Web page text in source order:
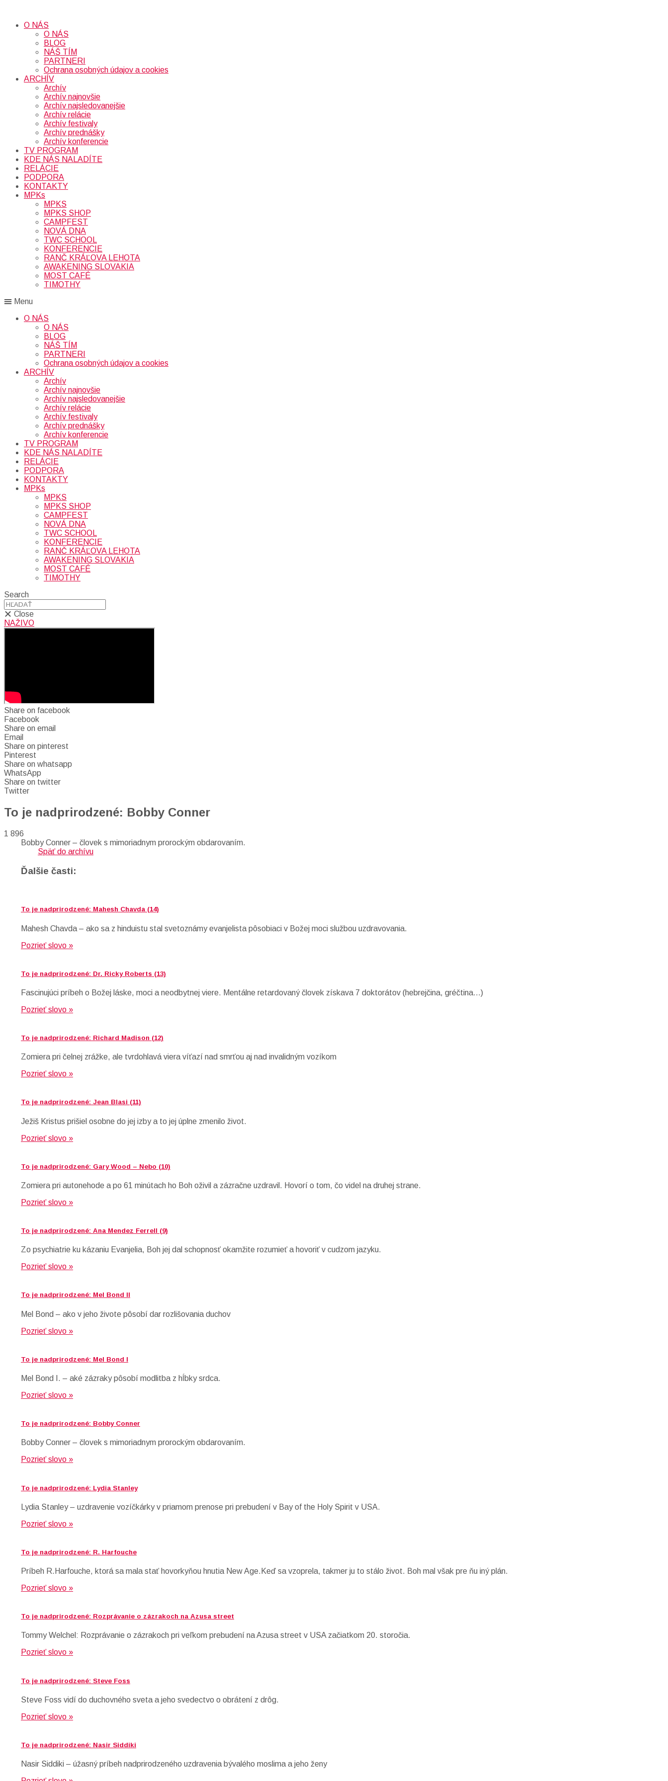
O NÁS
O NÁS
BLOG
NÁŠ TÍM
PARTNERI
Ochrana osobných údajov a cookies
ARCHÍV
Archív
Archív najnovšie
Archív najsledovanejšie
Archív relácie
Archív festivaly
Archív prednášky
Archív konferencie
TV PROGRAM
KDE NÁS NALADÍTE
RELÁCIE
PODPORA
KONTAKTY
MPKs
MPKS
MPKS SHOP
CAMPFEST
NOVÁ DNA
TWC SCHOOL
KONFERENCIE
RANČ KRÁĽOVA LEHOTA
AWAKENING SLOVAKIA
MOST CAFÉ
TIMOTHY
Menu
O NÁS
O NÁS
BLOG
NÁŠ TÍM
PARTNERI
Ochrana osobných údajov a cookies
ARCHÍV
Archív
Archív najnovšie
Archív najsledovanejšie
Archív relácie
Archív festivaly
Archív prednášky
Archív konferencie
TV PROGRAM
KDE NÁS NALADÍTE
RELÁCIE
PODPORA
KONTAKTY
MPKs
MPKS
MPKS SHOP
CAMPFEST
NOVÁ DNA
TWC SCHOOL
KONFERENCIE
RANČ KRÁĽOVA LEHOTA
AWAKENING SLOVAKIA
MOST CAFÉ
TIMOTHY
Search
Close
NAŽIVO
Share on facebook
Facebook
Share on email
Email
Share on pinterest
Pinterest
Share on whatsapp
WhatsApp
Share on twitter
Twitter
To je nadprirodzené: Bobby Conner
1 896
Bobby Conner – človek s mimoriadnym prorockým obdarovaním.
Späť do archívu
Ďalšie časti:
To je nadprirodzené: Mahesh Chavda (14)
Mahesh Chavda – ako sa z hinduistu stal svetoznámy evanjelista pôsobiaci v Božej moci službou uzdravovania.
Pozrieť slovo »
To je nadprirodzené: Dr. Ricky Roberts (13)
Fascinujúci príbeh o Božej láske, moci a neodbytnej viere. Mentálne retardovaný človek získava 7 doktorátov (hebrejčina, gréčtina…)
Pozrieť slovo »
To je nadprirodzené: Richard Madison (12)
Zomiera pri čelnej zrážke, ale tvrdohlavá viera víťazí nad smrťou aj nad invalidným vozíkom
Pozrieť slovo »
To je nadprirodzené: Jean Blasi (11)
Ježiš Kristus prišiel osobne do jej izby a to jej úplne zmenilo život.
Pozrieť slovo »
To je nadprirodzené: Gary Wood – Nebo (10)
Zomiera pri autonehode a po 61 minútach ho Boh oživil a zázračne uzdravil. Hovorí o tom, čo videl na druhej strane.
Pozrieť slovo »
To je nadprirodzené: Ana Mendez Ferrell (9)
Zo psychiatrie ku kázaniu Evanjelia, Boh jej dal schopnosť okamžite rozumieť a hovoriť v cudzom jazyku.
Pozrieť slovo »
To je nadprirodzené: Mel Bond II
Mel Bond – ako v jeho živote pôsobí dar rozlišovania duchov
Pozrieť slovo »
To je nadprirodzené: Mel Bond I
Mel Bond I. – aké zázraky pôsobí modlitba z hĺbky srdca.
Pozrieť slovo »
To je nadprirodzené: Bobby Conner
Bobby Conner – človek s mimoriadnym prorockým obdarovaním.
Pozrieť slovo »
To je nadprirodzené: Lydia Stanley
Lydia Stanley – uzdravenie vozíčkárky v priamom prenose pri prebudení v Bay of the Holy Spirit v USA.
Pozrieť slovo »
To je nadprirodzené: R. Harfouche
Príbeh R.Harfouche, ktorá sa mala stať hovorkyňou hnutia New Age.Keď sa vzoprela, takmer ju to stálo život. Boh mal však pre ňu iný plán.
Pozrieť slovo »
To je nadprirodzené: Rozprávanie o zázrakoch na Azusa street
Tommy Welchel: Rozprávanie o zázrakoch pri veľkom prebudení na Azusa street v USA začiatkom 20. storočia.
Pozrieť slovo »
To je nadprirodzené: Steve Foss
Steve Foss vidí do duchovného sveta a jeho svedectvo o obrátení z drôg.
Pozrieť slovo »
To je nadprirodzené: Nasir Siddiki
Nasir Siddiki – úžasný príbeh nadprirodzeného uzdravenia bývalého moslima a jeho ženy